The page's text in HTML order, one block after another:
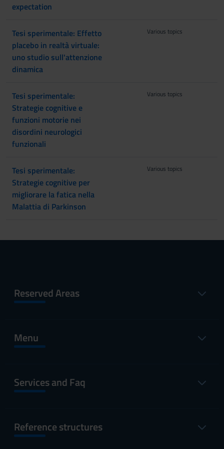
expectation
Tesi sperimentale: Effetto
placebo in realtà virtuale:
uno studio sull'attenzione
dinamica
Various topics
Tesi sperimentale:
Strategie cognitive e
funzioni motorie nei
disordini neurologici
funzionali
Various topics
Tesi sperimentale:
Strategie cognitive per
migliorare la fatica nella
Malattia di Parkinson
Various topics
Reserved Areas
Menu
Services and Faq
Reference structures